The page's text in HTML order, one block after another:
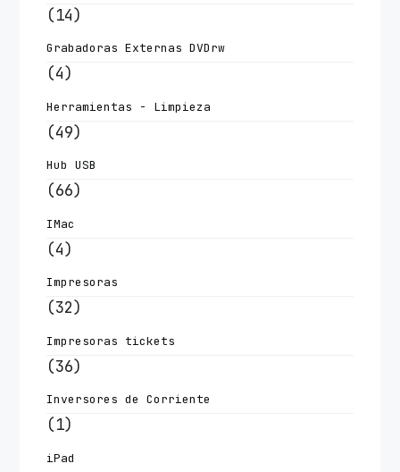
(14)
Grabadoras Externas DVDrw
(4)
Herramientas - Limpieza
(49)
Hub USB
(66)
IMac
(4)
Impresoras
(32)
Impresoras tickets
(36)
Inversores de Corriente
(1)
iPad